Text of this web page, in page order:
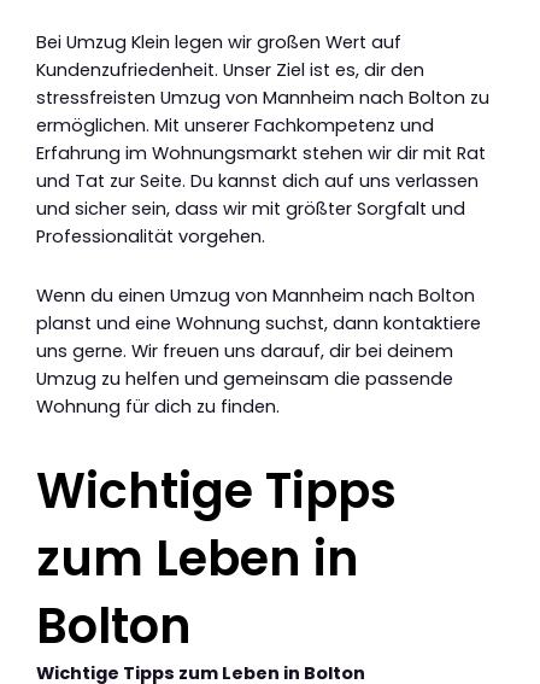
Bei Umzug Klein legen wir großen Wert auf
Kundenzufriedenheit. Unser Ziel ist es, dir den
stressfreisten Umzug von Mannheim nach Bolton zu
ermöglichen. Mit unserer Fachkompetenz und
Erfahrung im Wohnungsmarkt stehen wir dir mit Rat
und Tat zur Seite. Du kannst dich auf uns verlassen
und sicher sein, dass wir mit größter Sorgfalt und
Professionalität vorgehen.
Wenn du einen Umzug von Mannheim nach Bolton
planst und eine Wohnung suchst, dann kontaktiere
uns gerne. Wir freuen uns darauf, dir bei deinem
Umzug zu helfen und gemeinsam die passende
Wohnung für dich zu finden.
Wichtige Tipps
zum Leben in
Bolton
Wichtige Tipps zum Leben in Bolton